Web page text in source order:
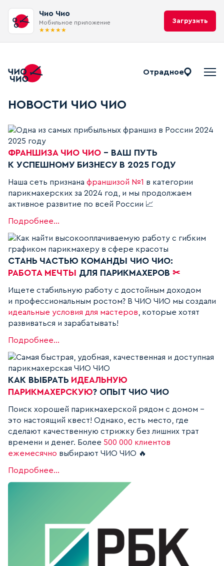
Чио Чио
Мобильное приложение
★★★★★
Загрузить
Отрадное
НОВОСТИ ЧИО ЧИО
Блог, статьи и список новостей
ФРАНШИЗА ЧИО ЧИО - ВАШ ПУТЬ
К УСПЕШНОМУ БИЗНЕСУ В 2025 ГОДУ
Одна из самых прибыльных франшиз в России 2024
Наша сеть признана франшизой №1 в категории
парикмахерских за 2024 год, и мы продолжаем
активное развитие по всей России 📈
Подробнее...
СТАНЬ ЧАСТЬЮ КОМАНДЫ ЧИО ЧИО:
РАБОТА МЕЧТЫ ДЛЯ ПАРИКМАХЕРОВ ✂
Ищете стабильную работу с достойным доходом
и профессиональным ростом? В ЧИО ЧИО мы создали
идеальные условия для мастеров , которые хотят
развиваться и зарабатывать!
Подробнее...
КАК ВЫБРАТЬ ИДЕАЛЬНУЮ
ПАРИКМАХЕРСКУЮ? ОПЫТ ЧИО ЧИО
Поиск хорошей парикмахерской рядом с домом -
это настоящий квест! Однако, есть место, где
сделают качественную стрижку без лишних трат
времени и денег. Более 500 000 клиентов
ежемесячно выбирают ЧИО ЧИО 🔥
Подробнее...